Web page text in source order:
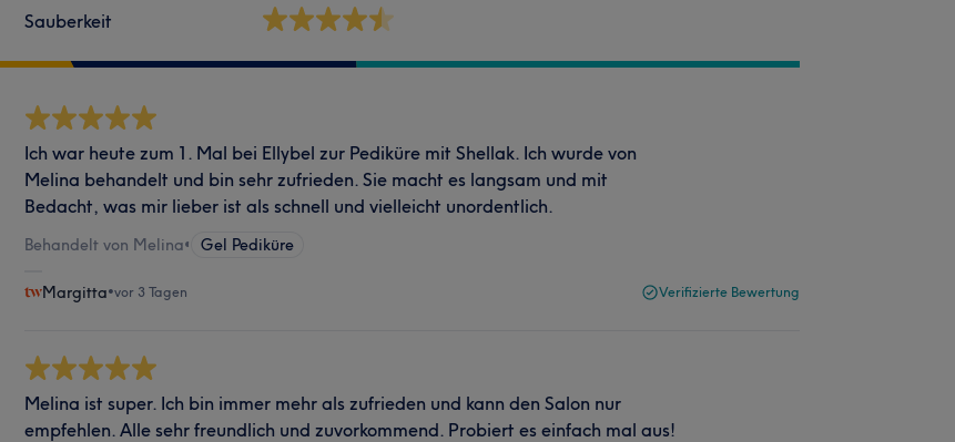
Sauberkeit
Ich war heute zum 1. Mal bei Ellybel zur Pediküre mit Shellak. Ich wurde von
Melina behandelt und bin sehr zufrieden. Sie macht es langsam und mit
Bedacht, was mir lieber ist als schnell und vielleicht unordentlich.
Behandelt von Melina• Gel Pediküre
Margitta•vor 3 Tagen Verifizierte Bewertung
Melina ist super. Ich bin immer mehr als zufrieden und kann den Salon nur
empfehlen. Alle sehr freundlich und zuvorkommend. Probiert es einfach mal aus!